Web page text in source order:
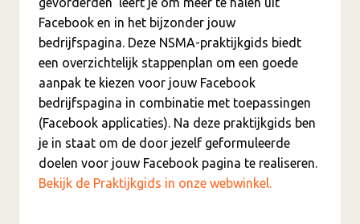
Facebook en in het bijzonder jouw
bedrijfspagina. Deze NSMA-praktijkgids biedt
een overzichtelijk stappenplan om een goede
aanpak te kiezen voor jouw Facebook
bedrijfspagina in combinatie met toepassingen
(Facebook applicaties). Na deze praktijkgids ben
je in staat om de door jezelf geformuleerde
doelen voor jouw Facebook pagina te realiseren.
Bekijk de Praktijkgids in onze webwinkel.